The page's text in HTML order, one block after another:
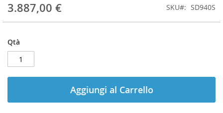
3.887,00 € SKU SD940S
Qtà
Aggiungi al Carrello
di